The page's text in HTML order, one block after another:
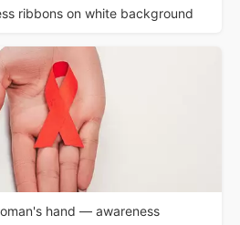
ribbons on white background
hand — awareness